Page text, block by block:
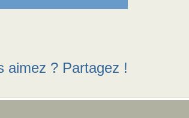
aimez ? Partagez !